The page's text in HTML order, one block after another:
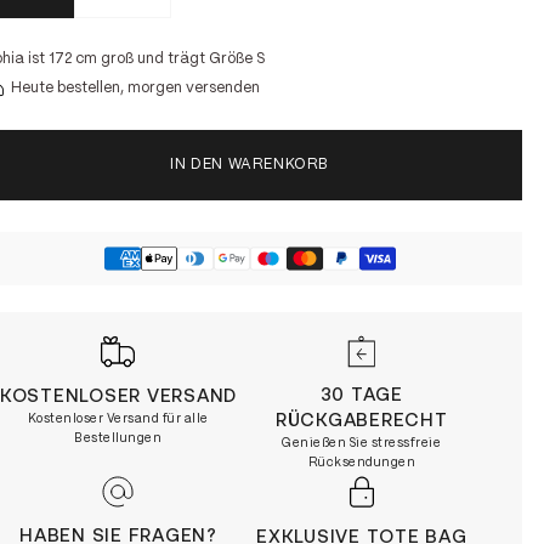
ist 172 cm groß und trägt Größe S
Heute bestellen, morgen versenden
IN DEN WARENKORB
KOSTENLOSER VERSAND
Kostenloser Versand für alle
Bestellungen
30 TAGE
RÜCKGABERECHT
Genießen Sie stressfreie
Rücksendungen
HABEN SIE FRAGEN? EXKLUSIVE TOTE BAG